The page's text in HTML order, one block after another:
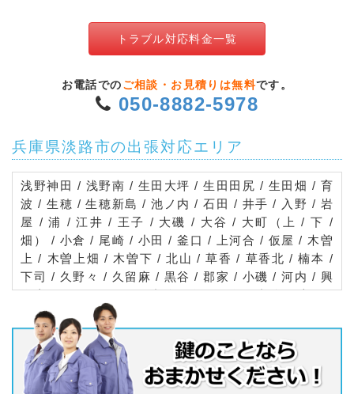
トラブル対応料金一覧
お電話での ご相談・お見積りは無料です。
050-8882-5978
兵庫県淡路市の出張対応エリア
浅野神田 / 浅野南 / 生田大坪 / 生田田尻 / 生田畑 / 育
波 / 生穂 / 生穂新島 / 池ノ内 / 石田 / 井手 / 入野 / 岩
屋 / 浦 / 江井 / 王子 / 大磯 / 大谷 / 大町（上 / 下 /
畑） / 小倉 / 尾崎 / 小田 / 釜口 / 上河合 / 仮屋 / 木曽
上 / 木曽上畑 / 木曽下 / 北山 / 草香 / 草香北 / 楠本 /
下司 / 久野々 / 久留麻 / 黒谷 / 郡家 / 小磯 / 河内 / 興
隆寺 / 里 / 佐野 / 佐野新島 / 塩尾 / 塩田新島 / 志筑 /
志筑新島 / 下河合 / 下田 / 白山 / 新村 / 多賀 / 高山 /
竹谷 / 谷 / 津名の郷 / 遠田 / 富島 / 斗ノ内 / 長沢 / 中
田 / 長畠 / 中村 / 中持 / 仁井 / 野島大川 / 野島貴船 /
野島常盤 / 野島轟木 / 野島蟇浦 / 野島平林 / 野島江崎
/ 野田尾 / 浜 / 深草 / 舟木 / 南 / 南鵜崎 / 明神 / 室津